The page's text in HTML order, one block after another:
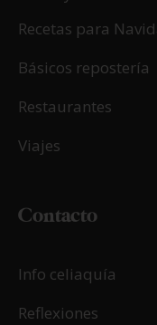
Recetas para
Básicos repostería
Restaurantes
Viajes
Contacto
Info celiaquía
Reflexiones